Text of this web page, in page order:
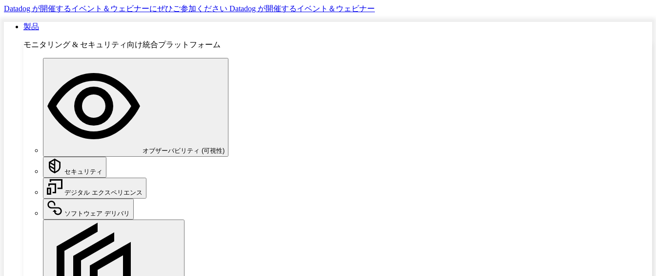
Datadog が開催するイベント＆ウェビナーにぜひご参加ください Datadog が開催するイベント＆ウェビナー
製品
モニタリング & セキュリティ向け統合プラットフォーム
オブザーバビリティ (可視性)
セキュリティ
デジタル エクスペリエンス
ソフトウェア デリバリ